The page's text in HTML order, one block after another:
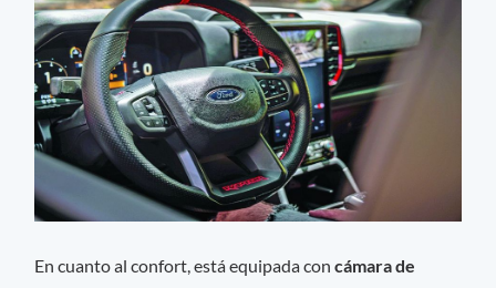
En cuanto al confort, está equipada con cámara de